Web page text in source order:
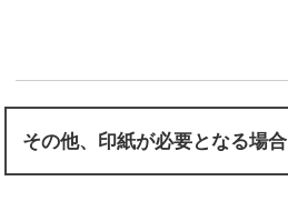
その他、印紙が必要となる場合